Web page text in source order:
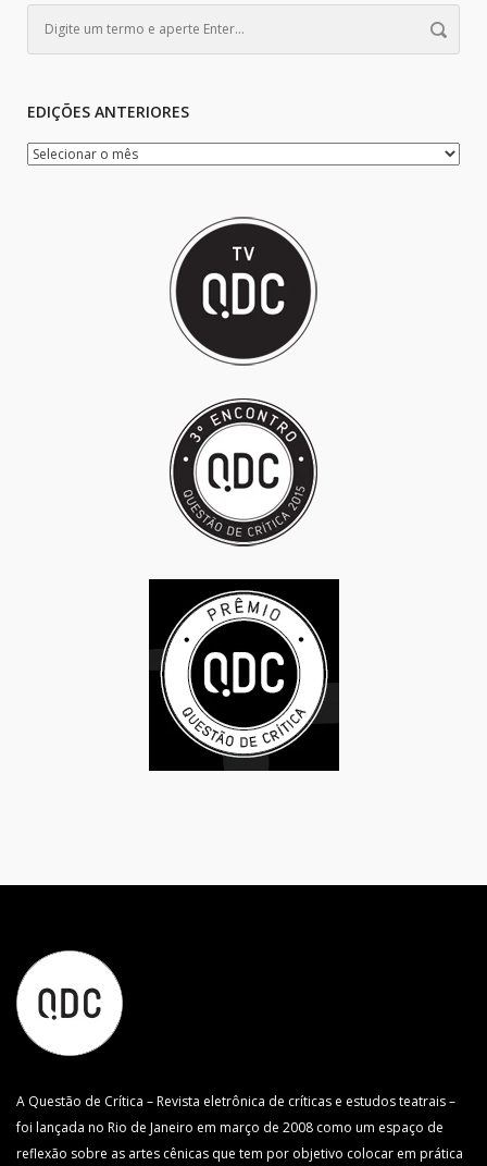
EDIÇÕES ANTERIORES
A Questão de Crítica – Revista eletrônica de críticas e estudos teatrais –
foi lançada no Rio de Janeiro em março de 2008 como um espaço de
reflexão sobre as artes cênicas que tem por objetivo colocar em prática